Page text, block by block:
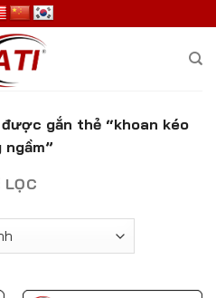
được gắn thẻ “khoan kéo
ngầm”
LỌC